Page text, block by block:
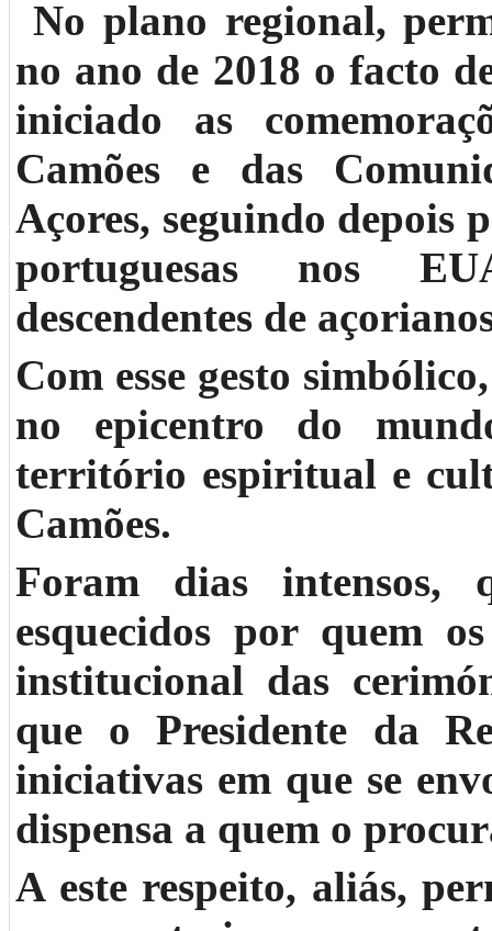
No plano regional,
no ano de 2018 o facto
iniciado as
Camões e das
Açores, seguindo depois
portuguesas nos
descendentes de
Com esse gesto
no epicentro do
território espiritual e
Camões.
Foram dias intensos,
esquecidos por quem
institucional das
que o Presidente da
iniciativas em que se
dispensa a quem o
A este respeito, aliás,